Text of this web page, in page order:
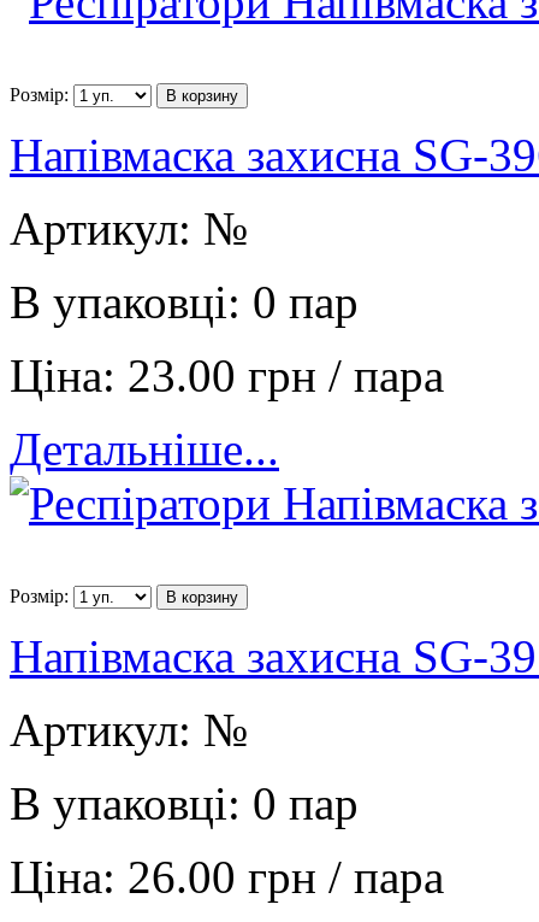
Розмір: В корзину
Напівмаска захисна SG-
Артикул: №
В упаковці: 0 пар
Ціна: 23.00 грн / пара
Детальніше...
Розмір: В корзину
Напівмаска захисна SG-
Артикул: №
В упаковці: 0 пар
Ціна: 26.00 грн / пара